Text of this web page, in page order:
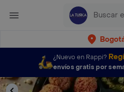
¿Nuevo en Rappi?
envíos gratis por